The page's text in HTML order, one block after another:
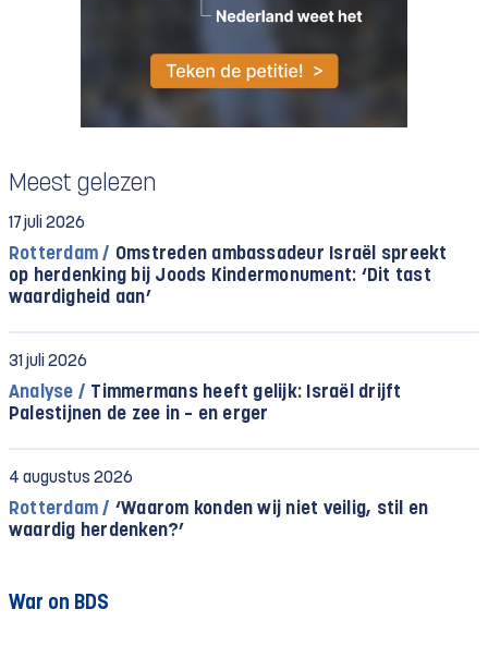
Meest gelezen
17 juli 2026
Rotterdam / Omstreden ambassadeur Israël spreekt
op herdenking bij Joods Kindermonument: ‘Dit tast
waardigheid aan’
31 juli 2026
Analyse / Timmermans heeft gelijk: Israël drijft
Palestijnen de zee in – en erger
4 augustus 2026
Rotterdam / ‘Waarom konden wij niet veilig, stil en
waardig herdenken?’
War on BDS